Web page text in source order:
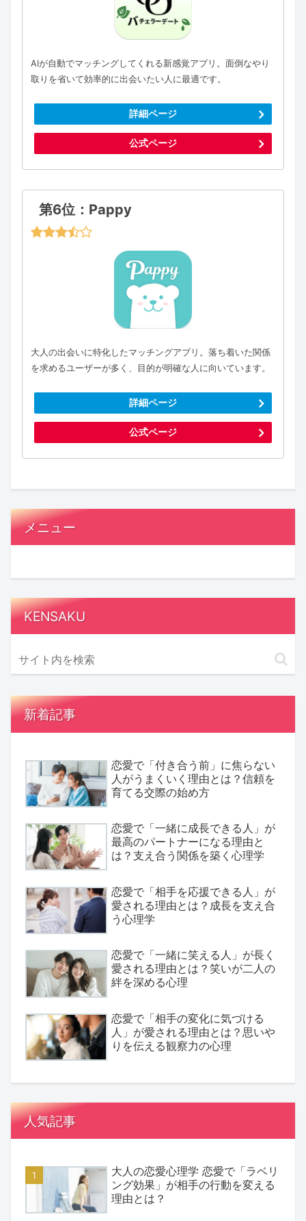
AIが自動でマッチングしてくれる新感覚アプリ。面倒なやり
取りを省いて効率的に出会いたい人に最適です。
詳細ページ
公式ページ
第6位：Pappy
大人の出会いに特化したマッチングアプリ。落ち着いた関係
を求めるユーザーが多く、目的が明確な人に向いています。
詳細ページ
公式ページ
メニュー
KENSAKU
新着記事
恋愛で「付き合う前」に焦らない
人がうまくいく理由とは？信頼を
育てる交際の始め方
恋愛で「一緒に成長できる人」が
最高のパートナーになる理由と
は？支え合う関係を築く心理学
恋愛で「相手を応援できる人」が
愛される理由とは？成長を支え合
う心理学
恋愛で「一緒に笑える人」が長く
愛される理由とは？笑いが二人の
絆を深める心理
恋愛で「相手の変化に気づける
人」が愛される理由とは？思いや
りを伝える観察力の心理
人気記事
大人の恋愛心理学 恋愛で「ラベリ
ング効果」が相手の行動を変える
理由とは？